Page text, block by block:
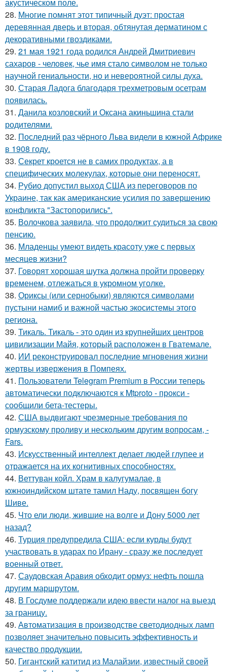
28. Многие помнят этот типичный дуэт: простая
деревянная дверь и вторая, обтянутая дерматином с
декоративными гвоздиками.
29. 21 мая 1921 года родился Андрей Дмитриевич
сахаров - человек, чье имя стало символом не только
научной гениальности, но и невероятной силы духа.
30. Старая Ладога благодаря трехметровым осетрам
появилась.
31. Данила козловский и Оксана акиньшина стали
родителями.
32. Последний раз чёрного Льва видели в южной Африке
в 1908 году.
33. Секрет кроется не в самих продуктах, а в
специфических молекулах, которые они переносят.
34. Рубио допустил выход США из переговоров по
Украине, так как американские усилия по завершению
конфликта "Застопорились".
35. Волочкова заявила, что продолжит судиться за свою
пенсию.
36. Младенцы умеют видеть красоту уже с первых
месяцев жизни?
37. Говорят хорошая шутка должна пройти проверку
временем, отлежаться в укромном уголке.
38. Ориксы (или сернобыки) являются символами
пустыни намиб и важной частью экосистемы этого
региона.
39. Тикаль. Тикаль - это один из крупнейших центров
цивилизации Майя, который расположен в Гватемале.
40. ИИ реконструировал последние мгновения жизни
жертвы извержения в Помпеях.
41. Пользователи Telegram Premium в России теперь
автоматически подключаются к Mtproto - прокси -
сообщили бета-тестеры.
42. США выдвигают чрезмерные требования по
ормузскому проливу и нескольким другим вопросам, -
Fars.
43. Искусственный интеллект делает людей глупее и
отражается на их когнитивных способностях.
44. Веттуван койл. Храм в калугумалае, в
южноиндийском штате тамил Наду, посвящен богу
Шиве.
45. Что ели люди, жившие на волге и Дону 5000 лет
назад?
46. Турция предупредила США: если курды будут
участвовать в ударах по Ирану - сразу же последует
военный ответ.
47. Саудовская Аравия обходит ормуз: нефть пошла
другим маршрутом.
48. В Госдуме поддержали идею ввести налог на выезд
за границу.
49. Автоматизация в производстве светодиодных ламп
позволяет значительно повысить эффективность и
качество продукции.
50. Гигантский катитид из Малайзии, известный своей